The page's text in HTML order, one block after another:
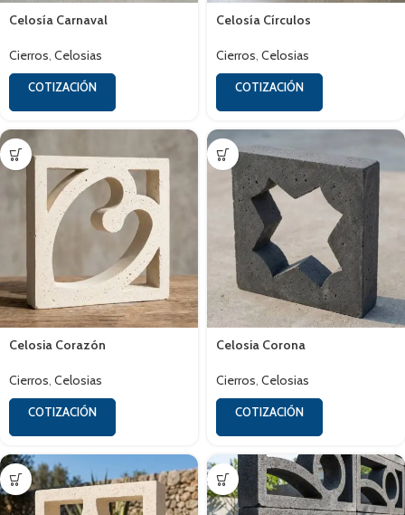
Celosía Carnaval
Cierros, Celosias
COTIZACIÓN
Celosía Círculos
Cierros, Celosias
COTIZACIÓN
Celosia Corazón
Cierros, Celosias
COTIZACIÓN
Celosia Corona
Cierros, Celosias
COTIZACIÓN